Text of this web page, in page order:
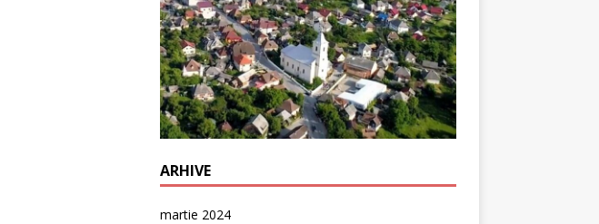
ARHIVE
martie 2024